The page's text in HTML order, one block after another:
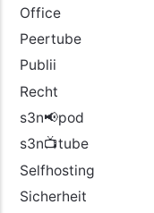
Office
Peertube
Publii
Recht
s3n📢pod
s3n📺tube
Selfhosting
Sicherheit